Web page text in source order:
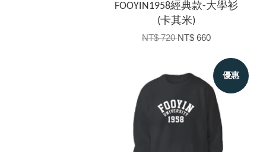
FOOYIN1958經典款-大學衫
(卡其米)
NT$ 720NT$ 660
優惠